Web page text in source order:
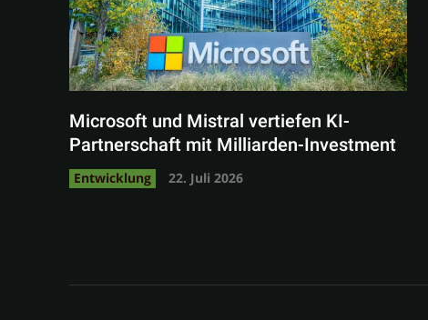
Microsoft und Mistral vertiefen KI-
Partnerschaft mit Milliarden-Investment
Entwicklung 22. Juli 2026